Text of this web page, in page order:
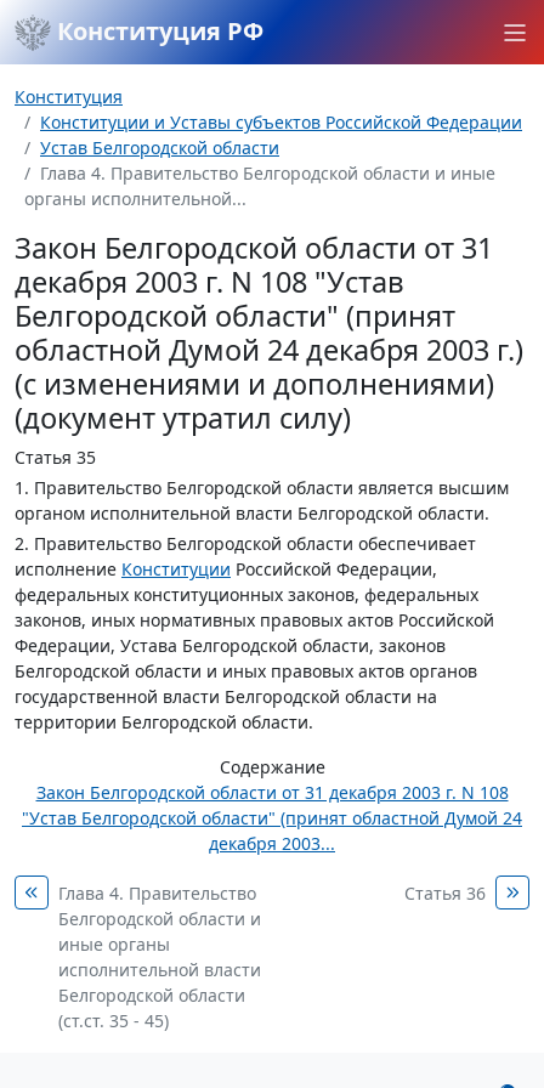
Конституция РФ
Конституция
Конституции и Уставы субъектов Российской Федерации
Устав Белгородской области
Глава 4. Правительство Белгородской области и иные
органы исполнительной...
Закон Белгородской области от 31
декабря 2003 г. N 108 "Устав
Белгородской области" (принят
областной Думой 24 декабря 2003 г.)
(с изменениями и дополнениями)
(документ утратил силу)
Статья 35
1. Правительство Белгородской области является высшим
органом исполнительной власти Белгородской области.
2. Правительство Белгородской области обеспечивает
исполнение Конституции Российской Федерации,
федеральных конституционных законов, федеральных
законов, иных нормативных правовых актов Российской
Федерации, Устава Белгородской области, законов
Белгородской области и иных правовых актов органов
государственной власти Белгородской области на
территории Белгородской области.
Содержание
Закон Белгородской области от 31 декабря 2003 г. N 108
"Устав Белгородской области" (принят областной Думой 24
декабря 2003...
Глава 4. Правительство
Белгородской области и
иные органы
исполнительной власти
Белгородской области
(ст.ст. 35 - 45)
Статья 36